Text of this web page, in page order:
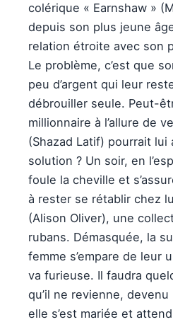
colérique « Earnshaw »
depuis son plus jeune
relation étroite avec son
Le problème, c’est que
peu d’argent qui leur
débrouiller seule. Peut-
millionnaire à l’allure de
(Shazad Latif) pourrait lui
solution ? Un soir, en
foule la cheville et
à rester se rétablir chez
(Alison Oliver), une
rubans. Démasquée, la
femme s’empare de leur
va furieuse. Il faudra
qu’il ne revienne,
elle s’est mariée et